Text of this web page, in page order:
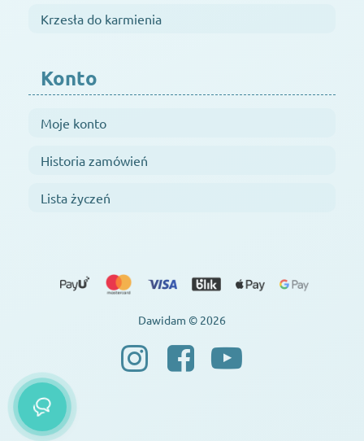
Krzesła do karmienia
Konto
Moje konto
Historia zamówień
Lista życzeń
Dawidam © 2026